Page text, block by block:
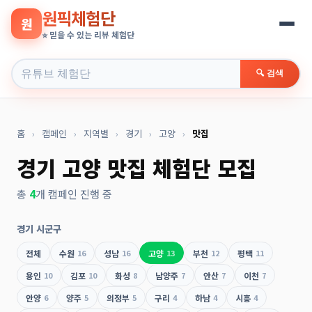
원 원픽체험단
⭐ 믿을 수 있는 리뷰 체험단
🔍 검색
홈 › 캠페인 › 지역별 › 경기 › 고양 › 맛집
경기 고양 맛집 체험단 모집
총 4개 캠페인 진행 중
경기 시군구
전체 수원 16 성남 16 고양 13 부천 12 평택 11
용인 10 김포 10 화성 8 남양주 7 안산 7 이천 7
안양 6 양주 5 의정부 5 구리 4 하남 4 시흥 4